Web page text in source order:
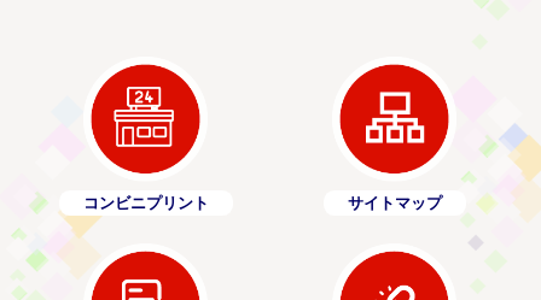
コンビニプリント サイトマップ